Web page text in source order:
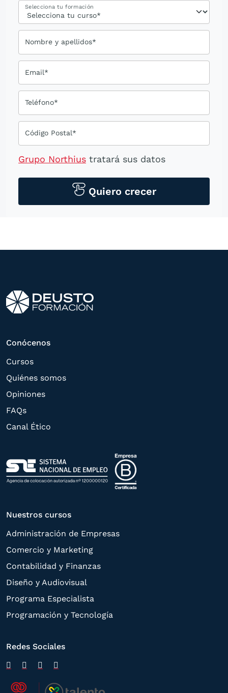
Selecciona tu formación
Nombre y apellidos*
Email*
Teléfono*
Código Postal*
Grupo Northius tratará sus datos
tecnológicos, incluso aplicaciones de
mensajería instantánea, con el fin de
otros directamente relacionados con el
correspondiente. Compartiremos su
solicitud con las empresas que conforman
estas puedan hacerle llegar la mejor
oferta de productos y servicios de acuerdo
a su petición. Quedan reconocidos los
limitación, tal y como se explica en la
Política de Privacidad
Quiero crecer
Conócenos
Cursos
Quiénes somos
Opiniones
FAQs
Canal Ético
Nuestros cursos
Administración de Empresas
Comercio y Marketing
Contabilidad y Finanzas
Diseño y Audiovisual
Programa Especialista
Programación y Tecnología
Redes Sociales